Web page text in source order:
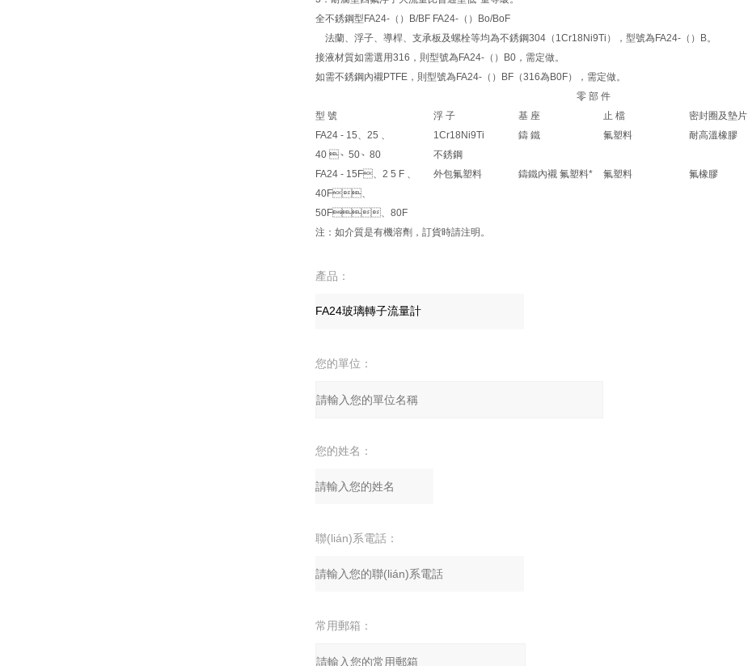
全不銹鋼型FA24-（）B/BF FA24-（）Bo/BoF
法蘭、浮子、導桿、支承板及螺栓等均為不銹鋼304（1Cr18Ni9Ti），型號為FA24-（）B。
接液材質如需選用316，則型號為FA24-（）B0，需定做。
如需不銹鋼內襯PTFE，則型號為FA24-（）BF（316為B0F），需定做。
零 部 件
型 號
浮 子 基 座 止 檔 密封圈及墊片
FA24 - 15、25 、
40 、50、80
1Cr18Ni9Ti
不銹鋼
鑄 鐵 氟塑料 耐高溫橡膠
FA24 - 15F、2 5 F 、
40F、
50F、80F
外包氟塑料 鑄鐵內襯 氟塑料* 氟塑料 氟橡膠
注：如介質是有機溶劑，訂貨時請注明。
產品：
您的單位：
您的姓名：
聯(lián)系電話：
常用郵箱：